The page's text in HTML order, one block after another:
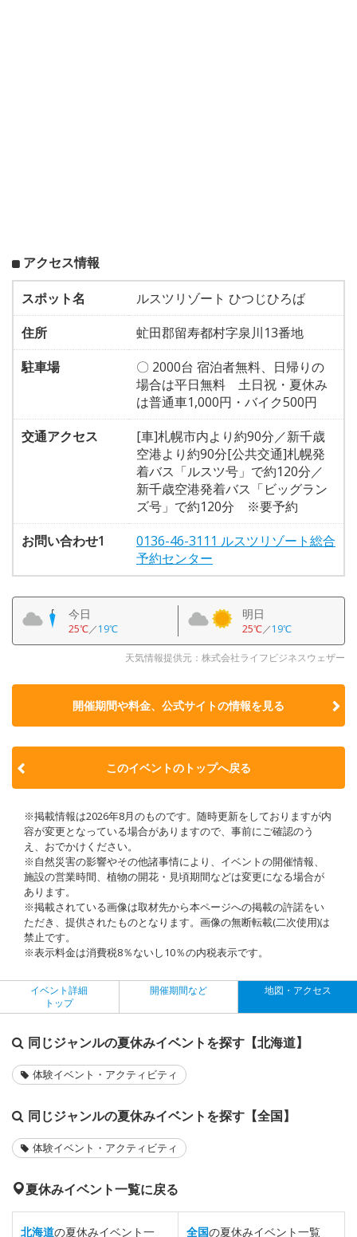
アクセス情報
スポット名
ルスツリゾート ひつじひろば
住所
虻田郡留寿都村字泉川13番地
駐車場
〇 2000台 宿泊者無料、日帰りの
場合は平日無料 土日祝・夏休み
は普通車1,000円・バイク500円
交通アクセス
[車]札幌市内より約90分／新千歳
空港より約90分[公共交通]札幌発
着バス「ルスツ号」で約120分／
新千歳空港発着バス「ビッグラン
ズ号」で約120分 ※要予約
お問い合わせ1
0136-46-3111 ルスツリゾート総合
予約センター
今日
25℃／19℃
明日
25℃／19℃
天気情報提供元：株式会社ライフビジネスウェザー
開催期間や料金、公式サイトの情報を見る
このイベントのトップへ戻る
※掲載情報は2026年8月のものです。随時更新をしておりますが内
容が変更となっている場合がありますので、事前にご確認のう
え、おでかけください。
※自然災害の影響やその他諸事情により、イベントの開催情報、
施設の営業時間、植物の開花・見頃期間などは変更になる場合が
あります。
※掲載されている画像は取材先から本ページへの掲載の許諾をい
ただき、提供されたものとなります。画像の無断転載(二次使用)は
禁止です。
※表示料金は消費税8％ないし10％の内税表示です。
イベント詳細
トップ
開催期間など 地図・アクセス
同じジャンルの夏休みイベントを探す【北海道】
体験イベント・アクティビティ
同じジャンルの夏休みイベントを探す【全国】
体験イベント・アクティビティ
夏休みイベント一覧に戻る
北海道の夏休みイベント一 全国の夏休みイベント一覧